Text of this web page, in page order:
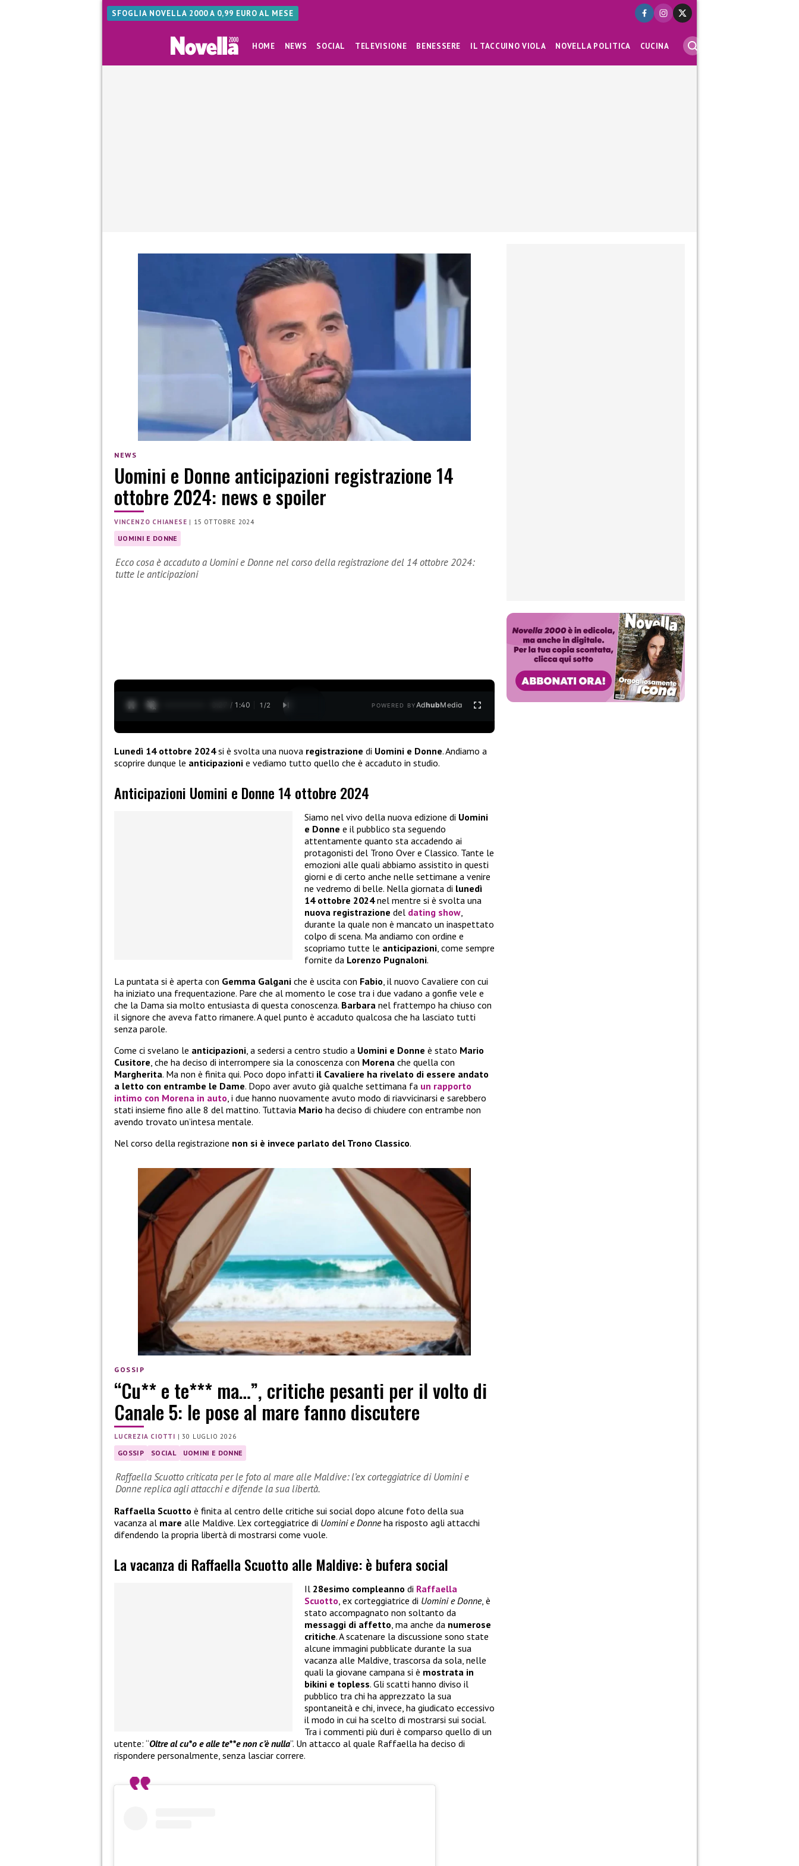
SFOGLIA NOVELLA 2000 A 0,99 EURO AL MESE
HOME NEWS SOCIAL TELEVISIONE BENESSERE IL TACCUINO VIOLA NOVELLA POLITICA CUCINA
NEWS
Uomini e Donne anticipazioni registrazione 14
ottobre 2024: news e spoiler
VINCENZO CHIANESE | 15 OTTOBRE 2024
UOMINI E DONNE
Ecco cosa è accaduto a Uomini e Donne nel corso della registrazione del 14 ottobre 2024:
tutte le anticipazioni
0:28 / 1:40 1 /2 POWERED BYAdhubMedia
Lunedì 14 ottobre 2024si è svolta una nuova registrazione di Uomini e Donne. Andiamo a
scoprire dunque le anticipazioni e vediamo tutto quello che è accaduto in studio.
Anticipazioni Uomini e Donne 14 ottobre 2024
Siamo nel vivo della nuova edizione di Uomini
e Donne e il pubblico sta seguendo
attentamente quanto sta accadendo ai
protagonisti del Trono Over e Classico. Tante le
emozioni alle quali abbiamo assistito in questi
giorni e di certo anche nelle settimane a venire
ne vedremo di belle. Nella giornata di lunedì
14 ottobre 2024nel mentre si è svolta una
nuova registrazione del dating show,
durante la quale non è mancato un inaspettato
colpo di scena. Ma andiamo con ordine e
scopriamo tutte le anticipazioni, come sempre
fornite da Lorenzo Pugnaloni.
La puntata si è aperta con Gemma Galgani che è uscita con Fabio, il nuovo Cavaliere con cui
ha iniziato una frequentazione. Pare che al momento le cose tra i due vadano a gonfie vele e
che la Dama sia molto entusiasta di questa conoscenza. Barbara nel frattempo ha chiuso con
il signore che aveva fatto rimanere. A quel punto è accaduto qualcosa che ha lasciato tutti
senza parole.
Come ci svelano le anticipazioni, a sedersi a centro studio a Uomini e Donne è stato Mario
Cusitore, che ha deciso di interrompere sia la conoscenza con Morena che quella con
Margherita. Ma non è finita qui. Poco dopo infatti il Cavaliere ha rivelato di essere andato
a letto con entrambe le Dame. Dopo aver avuto già qualche settimana fa un rapporto
intimo con Morena in auto, i due hanno nuovamente avuto modo di riavvicinarsi e sarebbero
stati insieme fino alle 8 del mattino. Tuttavia Mario ha deciso di chiudere con entrambe non
avendo trovato un’intesa mentale.
Nel corso della registrazione non si è invece parlato del Trono Classico.
GOSSIP
“Cu** e te*** ma…”, critiche pesanti per il volto di
Canale 5: le pose al mare fanno discutere
LUCREZIA CIOTTI |30 LUGLIO 2026
GOSSIP SOCIAL UOMINI E DONNE
Raffaella Scuotto criticata per le foto al mare alle Maldive: l’ex corteggiatrice di Uomini e
Donne replica agli attacchi e difende la sua libertà.
Raffaella Scuotto è finita al centro delle critiche sui social dopo alcune foto della sua
vacanza al mare alle Maldive. L’ex corteggiatrice di Uomini e Donneha risposto agli attacchi
difendendo la propria libertà di mostrarsi come vuole.
La vacanza di Raffaella Scuotto alle Maldive: è bufera social
Il 28esimo compleanno di Raffaella
Scuotto, ex corteggiatrice di Uomini e Donne, è
stato accompagnato non soltanto da
messaggi di affetto, ma anche da numerose
critiche. A scatenare la discussione sono state
alcune immagini pubblicate durante la sua
vacanza alle Maldive, trascorsa da sola, nelle
quali la giovane campana si è mostrata in
bikini e topless. Gli scatti hanno diviso il
pubblico tra chi ha apprezzato la sua
spontaneità e chi, invece, ha giudicato eccessivo
il modo in cui ha scelto di mostrarsi sui social.
Tra i commenti più duri è comparso quello di un
utente: “Oltre al cu*o e alle te**e non c’è nulla”. Un attacco al quale Raffaella ha deciso di
rispondere personalmente, senza lasciar correre.